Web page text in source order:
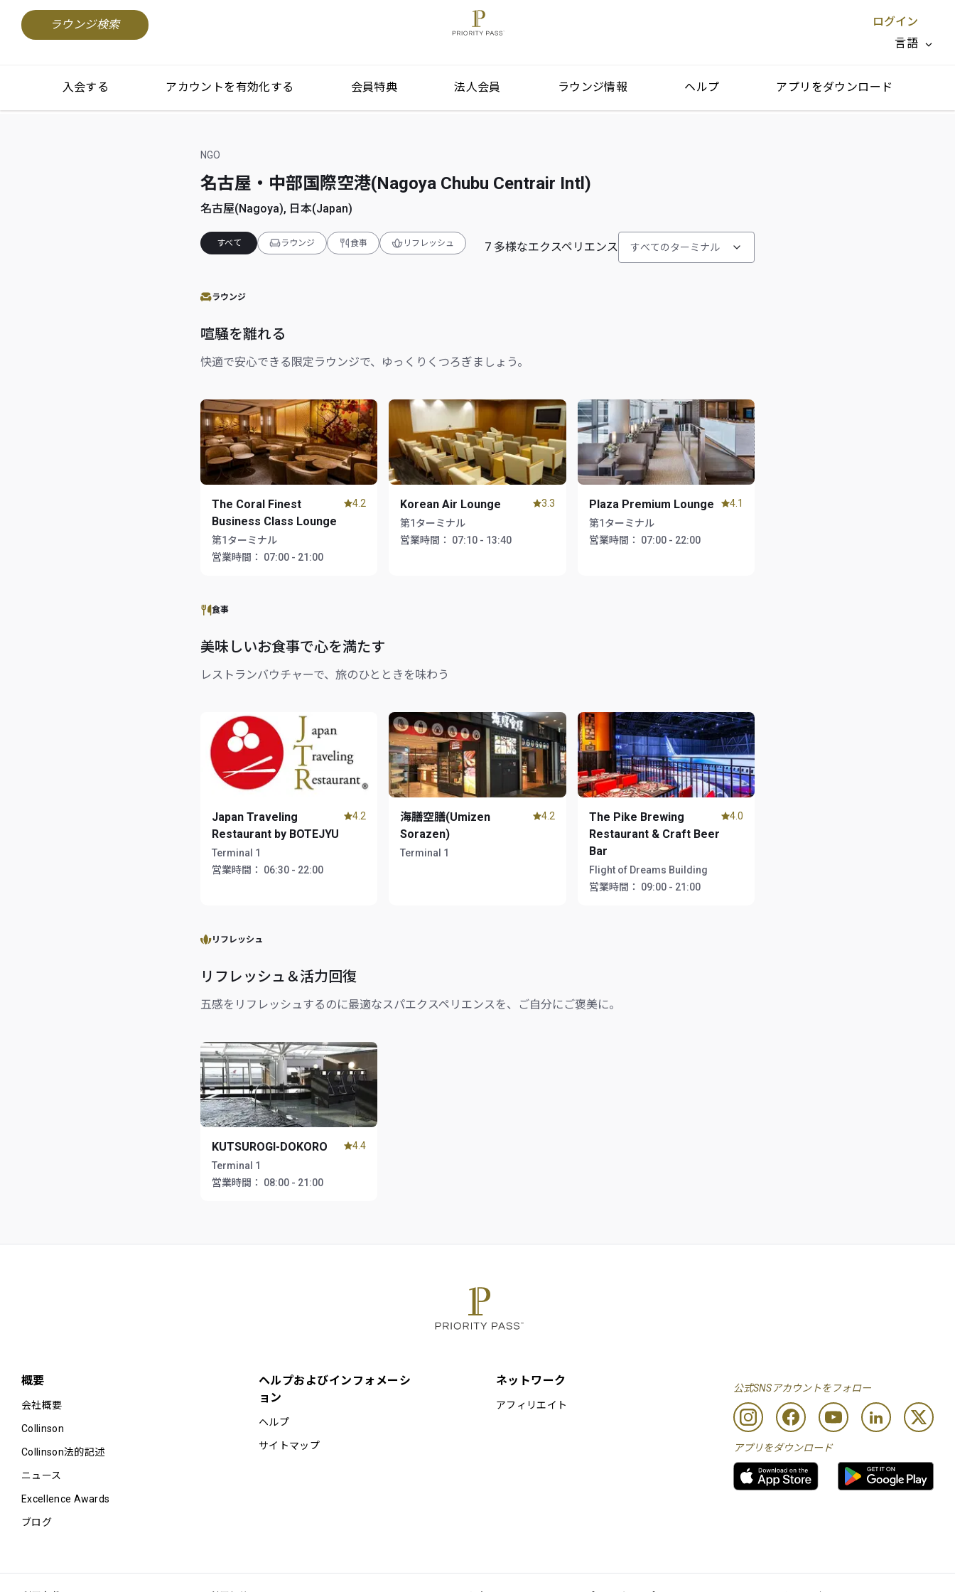
ラウンジ検索
ログイン
言語
閉じる X
入会する アカウントを有効化する 会員特典 法人会員 ラウンジ情報 ヘルプ アプリをダウンロード
NGO
名古屋・中部国際空港(Nagoya Chubu Centrair Intl)
名古屋(Nagoya), 日本(Japan)
すべて ラウンジ 食事 リフレッシュ 7 多様なエクスペリエンス すべてのターミナル
ラウンジ
喧騒を離れる
快適で安心できる限定ラウンジで、ゆっくりくつろぎましょう。
The Coral Finest
Business Class Lounge
第1ターミナル
営業時間：
07:00 - 21:00
4.2 Korean Air Lounge
第1ターミナル
営業時間：
07:10 - 13:40
3.3 Plaza Premium Lounge
第1ターミナル
営業時間：
07:00 - 22:00
4.1
食事
美味しいお食事で心を満たす
レストランバウチャーで、旅のひとときを味わう
Japan Traveling
Restaurant by BOTEJYU
Terminal 1
営業時間：
06:30 - 22:00
4.2
海膳空膳(Umizen
Sorazen)
Terminal 1
4.2
The Pike Brewing
Restaurant & Craft Beer
Bar
Flight of Dreams Building
営業時間：
09:00 - 21:00
4.0
リフレッシュ
リフレッシュ＆活力回復
五感をリフレッシュするのに最適なスパエクスペリエンスを、ご自分にご褒美に。
KUTSUROGI-DOKORO
Terminal 1
営業時間：
08:00 - 21:00
4.4
概要
会社概要
Collinson
Collinson法的記述
ニュース
Excellence Awards
ブログ
ヘルプおよびインフォメーシ
ョン
ヘルプ
サイトマップ
ネットワーク
アフィリエイト
公式SNSアカウントをフォロー
アプリをダウンロード